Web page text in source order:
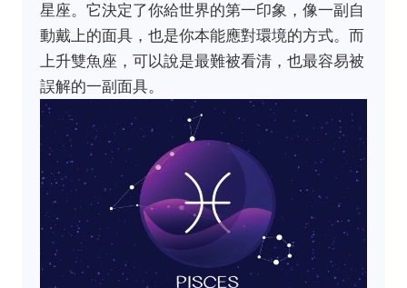
星座。它決定了你給世界的第一印象，像一副自
動戴上的面具，也是你本能應對環境的方式。而
上升雙魚座，可以說是最難被看清，也最容易被
誤解的一副面具。